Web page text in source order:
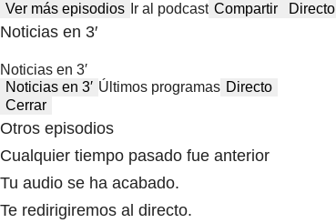
Ver más episodios Ir al podcast Compartir Directo
Noticias en 3′
Noticias en 3′
Noticias en 3′ Últimos programas Directo
Cerrar
Otros episodios
Cualquier tiempo pasado fue anterior
Tu audio se ha acabado.
Te redirigiremos al directo.